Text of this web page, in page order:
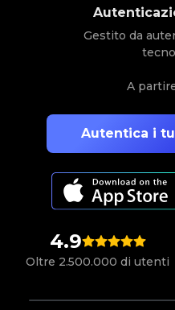
4.9
Oltre 2.500.000 di utenti
Autentica i
Gestito da
A